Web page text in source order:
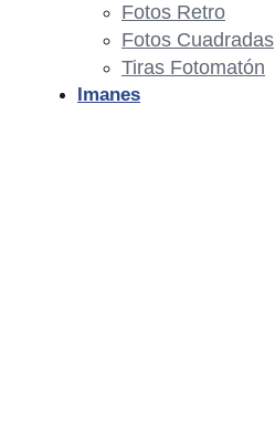
Fotos Retro
Fotos Cuadradas
Tiras Fotomatón
Imanes